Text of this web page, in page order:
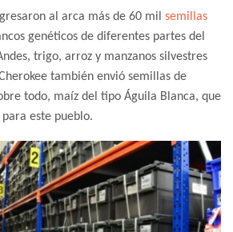
al arca más de 60 mil semillas
genéticos de diferentes partes del
trigo, arroz y manzanos silvestres
también envió semillas de
todo, maíz del tipo Águila Blanca, que
este pueblo.